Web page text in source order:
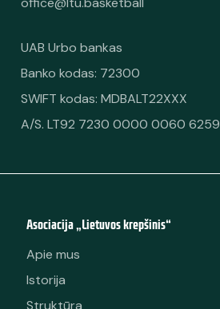
UAB Urbo bankas
Banko kodas: 72300
SWIFT kodas: MDBALT22XXX
A/S. LT92 7230 0000 0060 6259
Asociacija „Lietuvos krepšinis“
Apie mus
Istorija
Struktūra